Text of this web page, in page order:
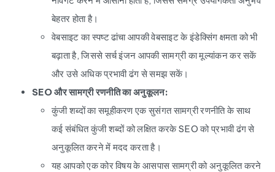
बेहतर होता है।
वेबसाइट का स्पष्ट ढांचा आपकी वेबसाइट के इंडेक्सिंग क्षमता को भी
बढ़ाता है, जिससे सर्च इंजन आपकी सामग्री का मूल्यांकन कर सकें
और उसे अधिक प्रभावी ढंग से समझ सकें।
SEO और सामग्री रणनीति का अनुकूलन:
कुंजी शब्दों का समूहीकरण एक सुसंगत सामग्री रणनीति के साथ
कई संबंधित कुंजी शब्दों को लक्षित करके SEO को प्रभावी ढंग से
अनुकूलित करने में मदद करता है।
यह आपको एक कोर विषय के आसपास सामग्री को अनुकूलित करने